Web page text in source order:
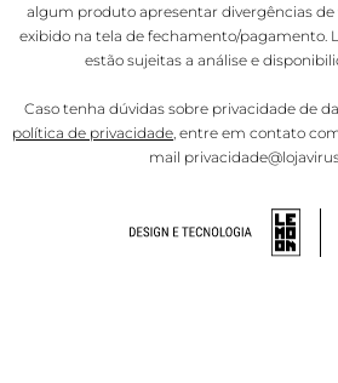
algum produto apresentar divergências de
exibido na tela de fechamento/pagamento.
estão sujeitas a análise e
Caso tenha dúvidas sobre privacidade de
política de privacidade , entre em contato
mail